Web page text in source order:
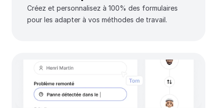
Créez et personnalisez à 100% des formulaires
pour les adapter à vos méthodes de travail.